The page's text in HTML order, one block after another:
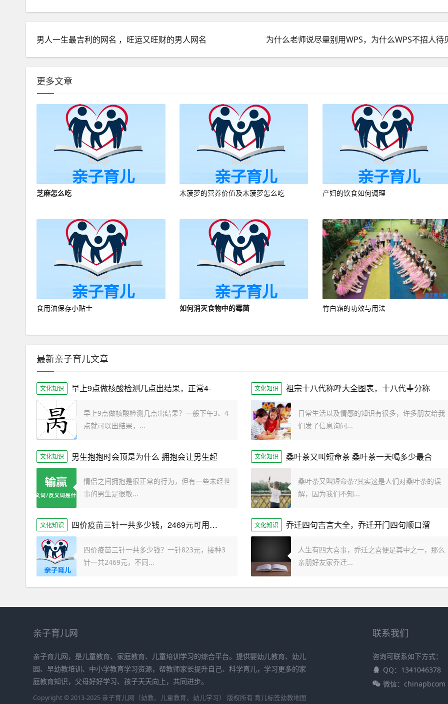
男人一生最吉利的网名 ，旺运又旺财的男人网名 为什么老师说尽量别用WPS，为什么WPS不招人待
更多文章
芝麻怎么吃 木菠萝的营养价值及木菠萝怎么吃 产妇的饮食如何调理
食用油保存小贴士 如何消灭食物中的霉菌 竹白霜的功效与用法
最新亲子育儿文章
文化知识 早上9点做核酸检测几点出结果，正常4-
早上9点做核酸检测几点出结果？一般下午3、4
点就可以出结果，...
文化知识 祖宗十八代称呼大全图表，十八代辈分称
日常生活以及情感的知识有很多，许多朋友给我
们发了信息询问...
文化知识 男生抱抱时会顶是为什么 拥抱会让男生起
情侣之间拥抱是很正常的行为，但有一些未经世
事的男生是很敏...
文化知识 桑叶茶又叫短命茶 桑叶茶一天喝多少最合
桑叶茶又叫短命茶?其实这是人们对桑叶茶的误
解，因为我们不知...
文化知识 四价疫苗三针一共多少钱，2469元可用医保
四价疫苗三针一共多少钱？一针823元，接种3
针一共2469元，不同...
文化知识 乔迁四句吉言大全，乔迁开门四句顺口溜
人生有四大喜事，乔迁之喜便是其中之一，那么
亲朋好友家乔迁...
亲子育儿网
亲子育儿网，是儿童教育、家庭教育、儿童培训学习的综合平台。提供婴幼儿教育、幼儿
园、早幼教培训、中小学教育学习资源，帮教师家长提升自己、科学育儿，学习更多的家
庭教育知识，父母好好学习、孩子天天向上，共同进步。
Copyright © 2013-2025 亲子育儿网（幼教、儿童教育、幼儿学习） 版权所有 育儿标签幼教地图
联系我们
咨询可联系如下方式：
QQ：1341046378
微信：chinapbcom